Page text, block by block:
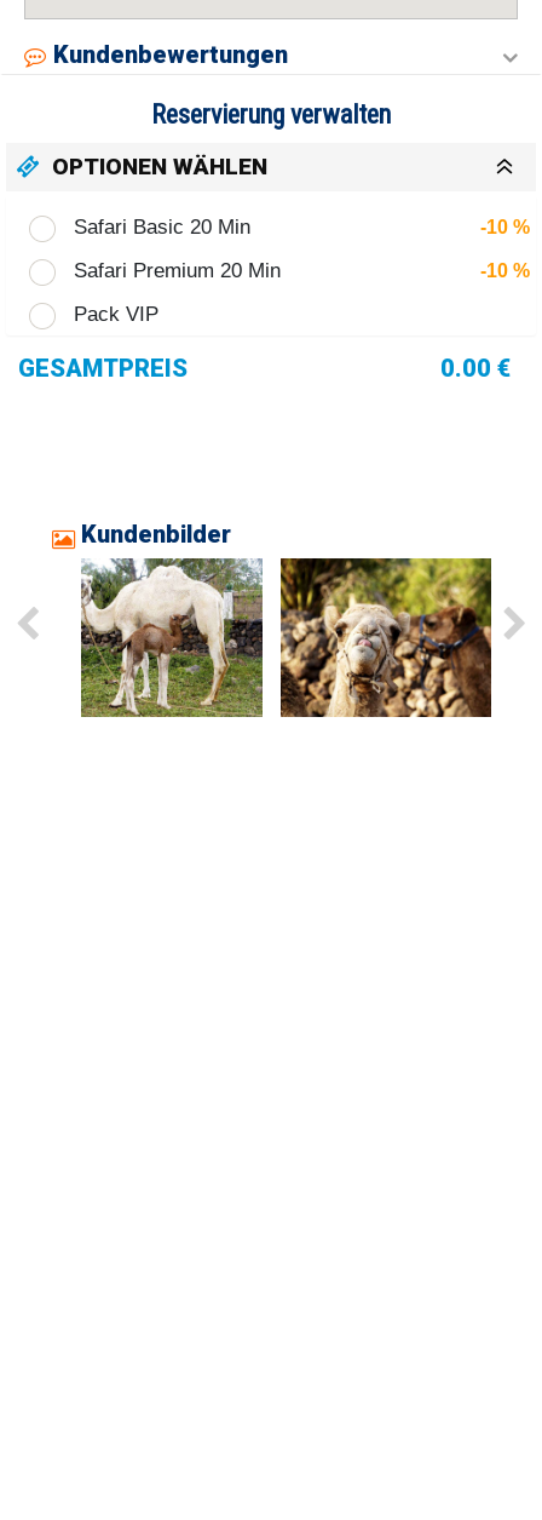
Kundenbewertungen
Reservierung verwalten
OPTIONEN WÄHLEN
Safari Basic 20 Min -10 %
Safari Premium 20 Min -10 %
Pack VIP
GESAMTPREIS 0.00 €
Kundenbilder